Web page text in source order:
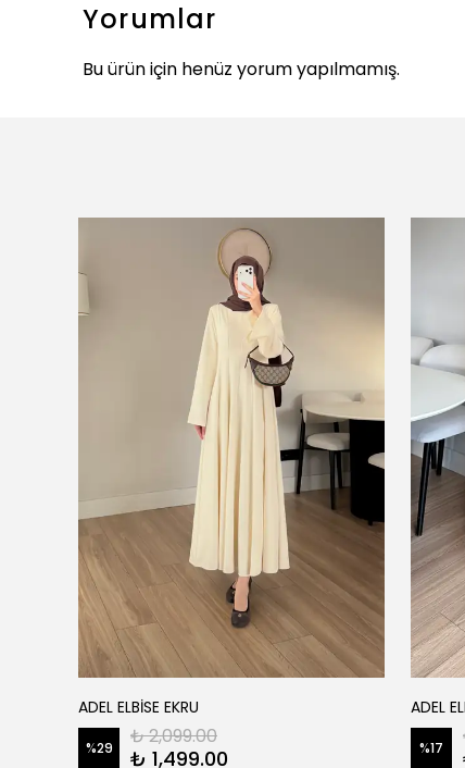
Yorumlar
Bu ürün için henüz yorum yapılmamış.
ADEL ELBİSE EKRU
%29 ₺ 2,099.00
₺ 1,499.00
ADEL
%17